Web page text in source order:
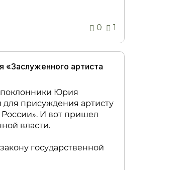
0 1
«Заслуженного артиста
поклонники Юрия
присуждения артисту
России». И вот пришел
власти.
государственной